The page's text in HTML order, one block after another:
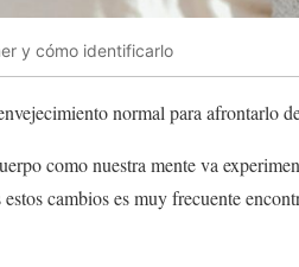
y cómo identificarlo
normal para afrontarlo
como nuestra mente va
cambios es muy frecuente